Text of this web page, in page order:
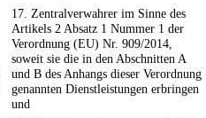
17. Zentralverwahrer im Sinne des
Artikels 2 Absatz 1 Nummer 1 der
Verordnung (EU) Nr. 909/2014,
soweit sie die in den Abschnitten A
und B des Anhangs dieser Verordnung
genannten Dienstleistungen erbringen
und